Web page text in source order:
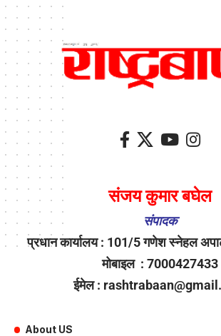
संजय कुमार बघेल
संपादक
प्रधान कार्यालय : 101/5 गणेश स्नेहल
मोबाइल : 7000427433
ईमेल :
About US